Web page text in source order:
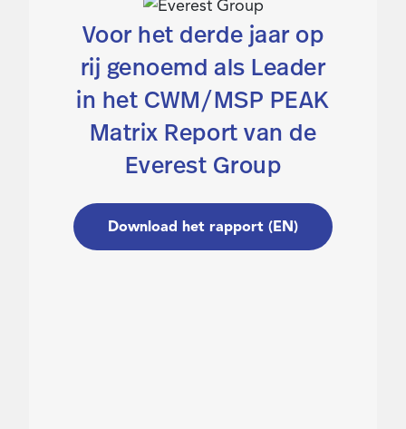
Voor het derde jaar op
rij genoemd als Leader
in het CWM/MSP PEAK
Matrix Report van de
Everest Group
Download het rapport (EN)